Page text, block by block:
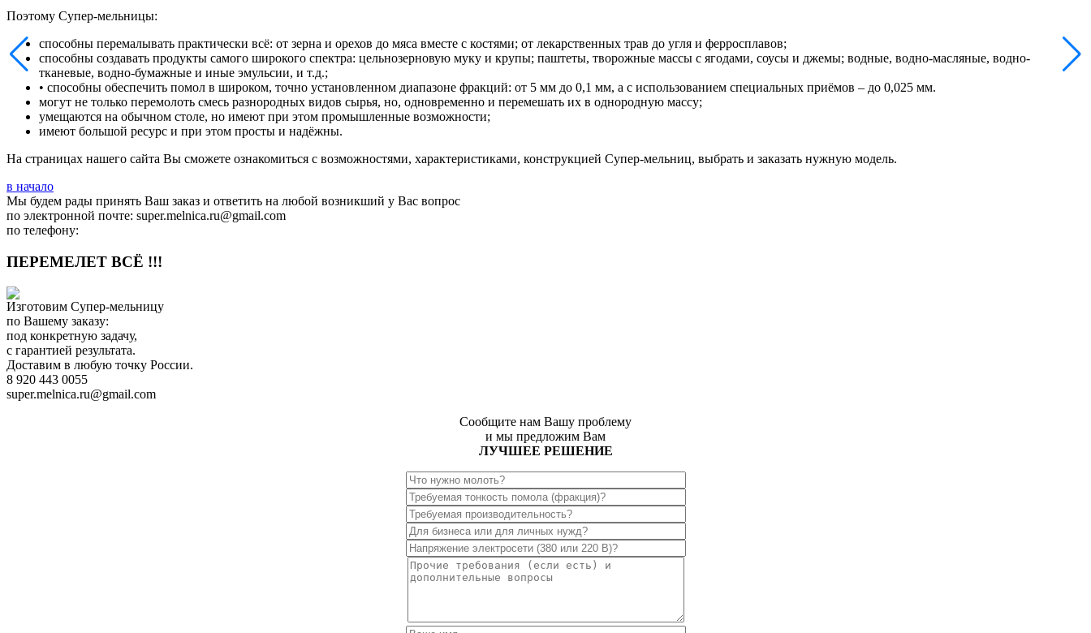
Поэтому Супер-мельницы:
способны перемалывать практически всё: от зерна и орехов до мяса вместе с костями; от лекарственных трав до угля и ферросплавов;
способны создавать продукты самого широкого спектра: цельнозерновую муку и крупы; паштеты, творожные массы с ягодами, соусы и джемы; водные, водно-масляные, водно-
тканевые, водно-бумажные и иные эмульсии, и т.д.;
• способны обеспечить помол в широком, точно установленном диапазоне фракций: от 5 мм до 0,1 мм, а с использованием специальных приёмов – до 0,025 мм.
могут не только перемолоть смесь разнородных видов сырья, но, одновременно и перемешать их в однородную массу;
умещаются на обычном столе, но имеют при этом промышленные возможности;
имеют большой ресурс и при этом просты и надёжны.
На страницах нашего сайта Вы сможете ознакомиться с возможностями, характеристиками, конструкцией Супер-мельниц, выбрать и заказать нужную модель.
в начало
Мы будем рады принять Ваш заказ и ответить на любой возникший у Вас вопрос
по электронной почте: super.melnica.ru@gmail.com
по телефону:
ПЕРЕМЕЛЕТ ВСЁ !!!
Изготовим Супер-мельницу
по Вашему заказу:
под конкретную задачу,
с гарантией результата.
Доставим в любую точку России.
8 920 443 0055
super.melnica.ru@gmail.com
Сообщите нам Вашу проблему
и мы предложим Вам
ЛУЧШЕЕ РЕШЕНИЕ